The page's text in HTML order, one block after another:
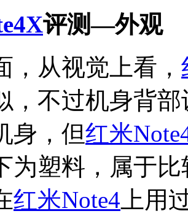
评测—外观
，从视觉上看，
，不过机身背
身，但红米
为塑料，属于
红米Note4 上用